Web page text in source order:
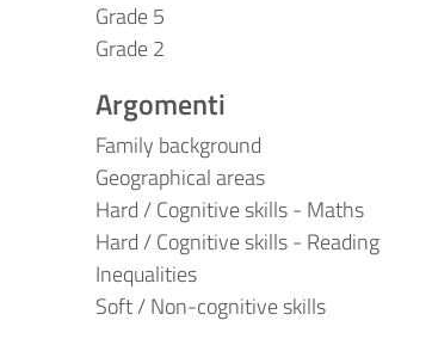
Grade 5
Grade 2
Argomenti
Family background
Geographical areas
Hard / Cognitive skills - Maths
Hard / Cognitive skills - Reading
Inequalities
Soft / Non-cognitive skills